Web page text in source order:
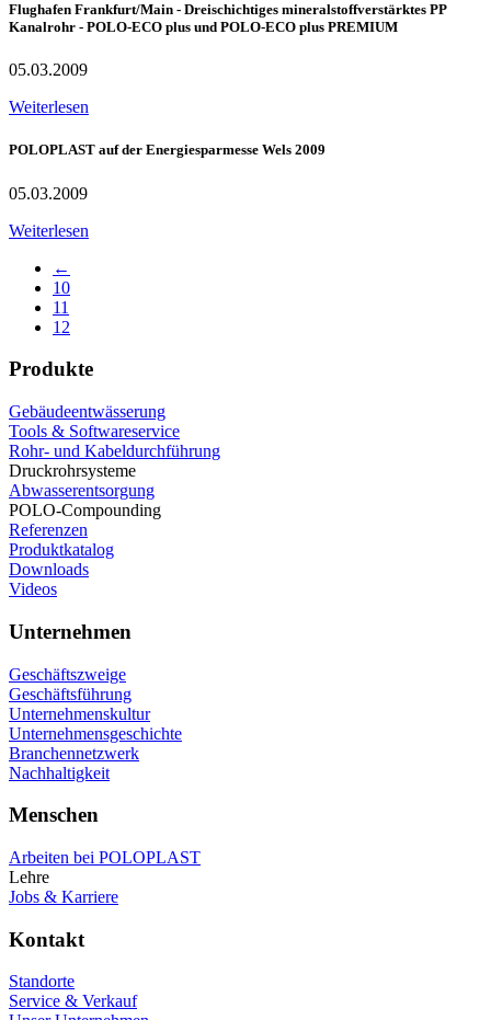
Flughafen Frankfurt/Main - Dreischichtiges mineralstoffverstärktes PP
Kanalrohr - POLO-ECO plus und POLO-ECO plus PREMIUM
05.03.2009
Weiterlesen
POLOPLAST auf der Energiesparmesse Wels 2009
05.03.2009
Weiterlesen
←
10
11
12
Produkte
Gebäudeentwässerung
Tools & Softwareservice
Rohr- und Kabeldurchführung
Druckrohrsysteme
Abwasserentsorgung
POLO-Compounding
Referenzen
Produktkatalog
Downloads
Videos
Unternehmen
Geschäftszweige
Geschäftsführung
Unternehmenskultur
Unternehmensgeschichte
Branchennetzwerk
Nachhaltigkeit
Menschen
Arbeiten bei POLOPLAST
Lehre
Jobs & Karriere
Kontakt
Standorte
Service & Verkauf